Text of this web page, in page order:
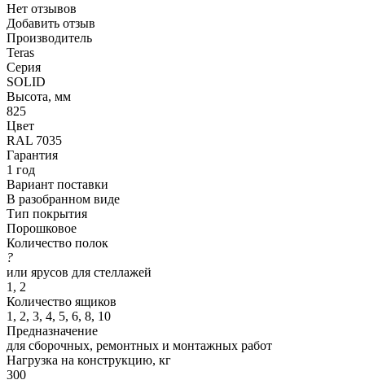
Нет отзывов
Добавить отзыв
Производитель
Teras
Серия
SOLID
Высота, мм
825
Цвет
RAL 7035
Гарантия
1 год
Вариант поставки
В разобранном виде
Тип покрытия
Порошковое
Количество полок
?
или ярусов для стеллажей
1, 2
Количество ящиков
1, 2, 3, 4, 5, 6, 8, 10
Предназначение
для сборочных, ремонтных и монтажных работ
Нагрузка на конструкцию, кг
300